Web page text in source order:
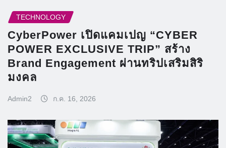
TECHNOLOGY
CyberPower เปิดแคมเปญ “CYBER
POWER EXCLUSIVE TRIP” สร้าง
Brand Engagement ผ่านทริปเสริมสิริ
มงคล
Admin2 ก.ค. 16, 2026